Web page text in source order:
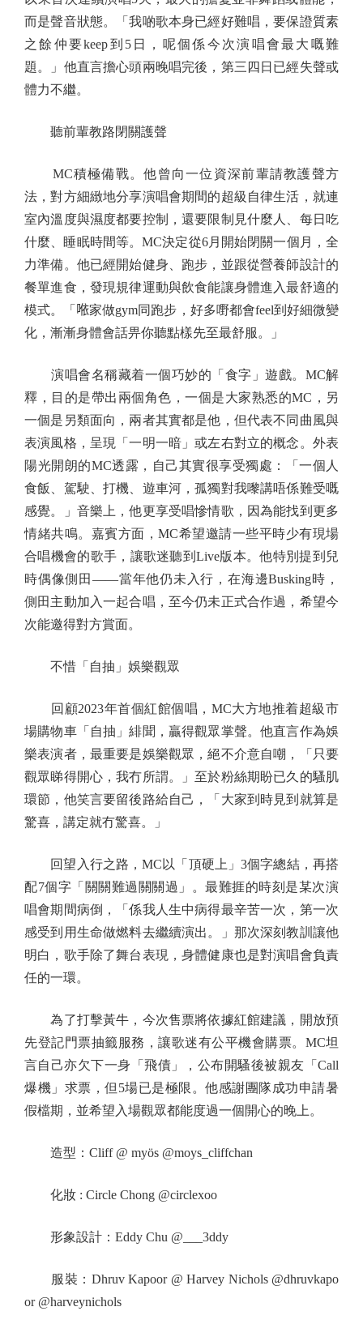
而是聲音狀態。「我啲歌本身已經好難唱，要保證質素
之餘仲要keep到5日，呢個係今次演唱會最大嘅難
題。」他直言擔心頭兩晚唱完後，第三四日已經失聲或
體力不繼。
聽前輩教路閉關護聲
MC積極備戰。他曾向一位資深前輩請教護聲方
法，對方細緻地分享演唱會期間的超級自律生活，就連
室內溫度與濕度都要控制，還要限制見什麼人、每日吃
什麼、睡眠時間等。MC決定從6月開始閉關一個月，全
力準備。他已經開始健身、跑步，並跟從營養師設計的
餐單進食，發現規律運動與飲食能讓身體進入最舒適的
模式。「𠵱家做gym同跑步，好多嘢都會feel到好細微變
化，漸漸身體會話畀你聽點樣先至最舒服。」
演唱會名稱藏着一個巧妙的「食字」遊戲。MC解
釋，目的是帶出兩個角色，一個是大家熟悉的MC，另
一個是另類面向，兩者其實都是他，但代表不同曲風與
表演風格，呈現「一明一暗」或左右對立的概念。外表
陽光開朗的MC透露，自己其實很享受獨處：「一個人
食飯、駕駛、打機、遊車河，孤獨對我嚟講唔係難受嘅
感覺。」音樂上，他更享受唱慘情歌，因為能找到更多
情緒共鳴。嘉賓方面，MC希望邀請一些平時少有現場
合唱機會的歌手，讓歌迷聽到Live版本。他特別提到兒
時偶像側田——當年他仍未入行，在海邊Busking時，
側田主動加入一起合唱，至今仍未正式合作過，希望今
次能邀得對方賞面。
不惜「自抽」娛樂觀眾
回顧2023年首個紅館個唱，MC大方地推着超級市
場購物車「自抽」緋聞，贏得觀眾掌聲。他直言作為娛
樂表演者，最重要是娛樂觀眾，絕不介意自嘲，「只要
觀眾睇得開心，我冇所謂。」至於粉絲期盼已久的騷肌
環節，他笑言要留後路給自己，「大家到時見到就算是
驚喜，講定就冇驚喜。」
回望入行之路，MC以「頂硬上」3個字總結，再搭
配7個字「關關難過關關過」。最難捱的時刻是某次演
唱會期間病倒，「係我人生中病得最辛苦一次，第一次
感受到用生命做燃料去繼續演出。」那次深刻教訓讓他
明白，歌手除了舞台表現，身體健康也是對演唱會負責
任的一環。
為了打擊黃牛，今次售票將依據紅館建議，開放預
先登記門票抽籤服務，讓歌迷有公平機會購票。MC坦
言自己亦欠下一身「飛債」，公布開騷後被親友「Call
爆機」求票，但5場已是極限。他感謝團隊成功申請暑
假檔期，並希望入場觀眾都能度過一個開心的晚上。
造型：Cliff @ myös @moys_cliffchan
化妝 : Circle Chong @circlexoo
形象設計：Eddy Chu @___3ddy
服裝：Dhruv Kapoor @ Harvey Nichols @dhruvkapo
or @harveynichols